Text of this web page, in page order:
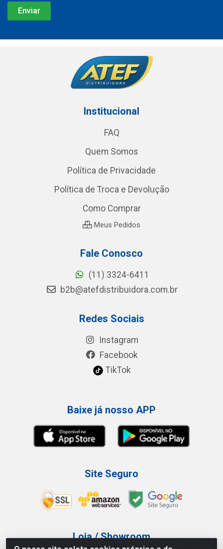
Institucional
FAQ
Quem Somos
Política de Privacidade
Política de Troca e Devolução
Como Comprar
Meus Pedidos
Fale Conosco
(11) 3324-6411
b2b@atefdistribuidora.com.br
Redes Sociais
Instagram
Facebook
TikTok
Baixe já nosso APP
Site Seguro
Loja / Showroom